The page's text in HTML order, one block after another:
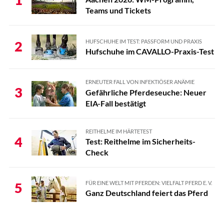
Teams und Tickets
2 HUFSCHUHE IM TEST: PASSFORM UND PRAXIS
Hufschuhe im CAVALLO-Praxis-Test
3
ERNEUTER FALL VON INFEKTIÖSER ANÄMIE
Gefährliche Pferdeseuche: Neuer
EIA-Fall bestätigt
4
REITHELME IM HÄRTETEST
Test: Reithelme im Sicherheits-
Check
5 FÜR EINE WELT MIT PFERDEN: VIELFALT PFERD E. V.
Ganz Deutschland feiert das Pferd